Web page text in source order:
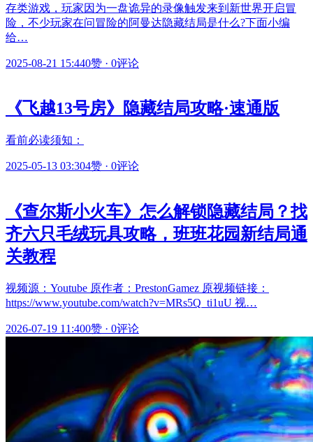
存类游戏，玩家因为一盘诡异的录像触发来到新世界开启冒
险，不少玩家在问冒险的阿曼达隐藏结局是什么?下面小编
给…
2025-08-21 15:440赞 · 0评论
《飞越13号房》隐藏结局攻略·速通版
看前必读须知：
2025-05-13 03:304赞 · 0评论
《查尔斯小火车》怎么解锁隐藏结局？找
齐六只毛绒玩具攻略，班班花园新结局通
关教程
视频源：Youtube 原作者：PrestonGamez 原视频链接：
https://www.youtube.com/watch?v=MRs5Q_ti1uU 视…
2026-07-19 11:400赞 · 0评论